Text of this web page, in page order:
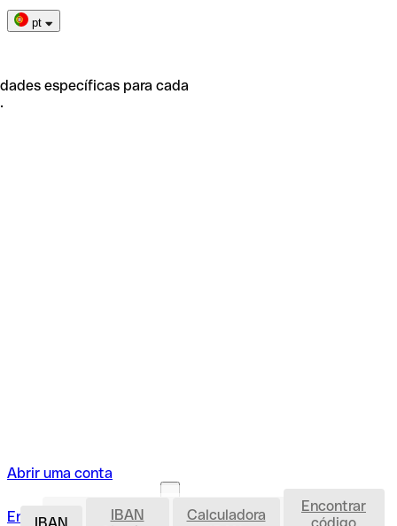
pt
específicas para cada
Abrir uma conta
Entrar Abrir uma conta IBAN
IBAN
Calculadora
Encontrar